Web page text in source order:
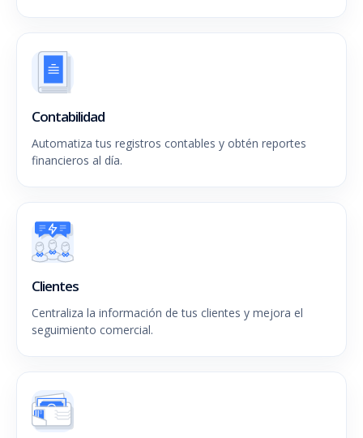
Contabilidad
Automatiza tus registros contables y obtén reportes
financieros al día.
Clientes
Centraliza la información de tus clientes y mejora el
seguimiento comercial.